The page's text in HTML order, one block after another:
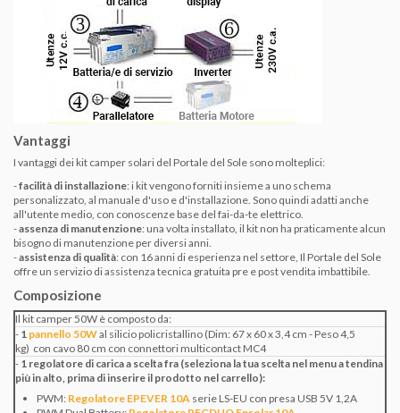
Vantaggi
I vantaggi dei kit camper solari del Portale del Sole sono molteplici:
-facilità di installazione: i kit vengono forniti insieme a uno schema
personalizzato, al manuale d'uso e d'installazione. Sono quindi adatti anche
all'utente medio, con conoscenze base del fai-da-te elettrico.
-assenza di manutenzione: una volta installato, il kit non ha praticamente alcun
bisogno di manutenzione per diversi anni.
-assistenza di qualità: con 16 anni di esperienza nel settore, Il Portale del Sole
offre un servizio di assistenza tecnica gratuita pre e post vendita imbattibile.
Composizione
Il kit camper 50W è composto da:
- 1 pannello 50Wal silicio policristallino (Dim: 67 x 60 x 3,4 cm - Peso 4,5
kg) con cavo 80 cm con connettori multicontact MC4
- 1 regolatore di carica a scelta fra (seleziona la tua scelta nel menu a tendina
più in alto, prima di inserire il prodotto nel carrello):
PWM: Regolatore EPEVER 10A serie LS-EU con presa USB 5V 1,2A